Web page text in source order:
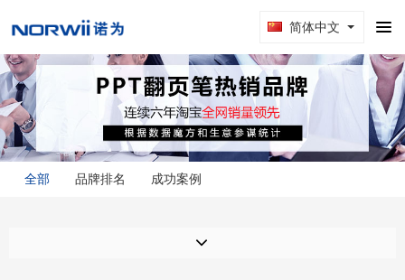
简体中文
全部 品牌排名 成功案例